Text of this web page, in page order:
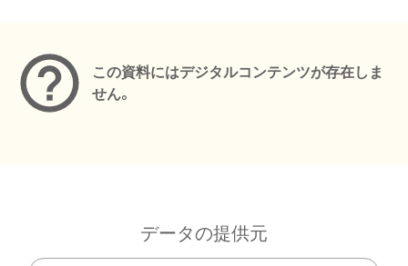
この資料にはデジタルコンテンツが存在しま
せん。
データの提供元